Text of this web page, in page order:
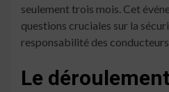
seulement trois mois. Cet
questions cruciales sur la
responsabilité des
Le